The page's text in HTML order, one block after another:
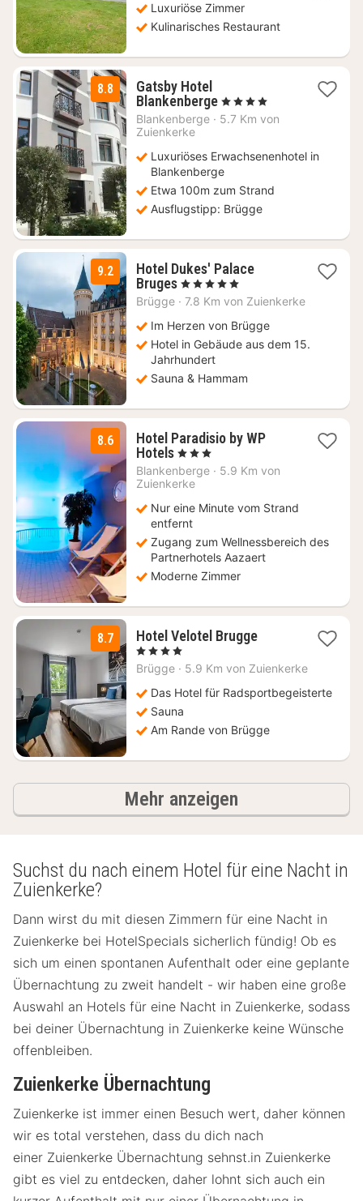
Luxuriöse Zimmer
Kulinarisches Restaurant
8.8
Gatsby Hotel
Blankenberge1
Nacht
€
, 4 Sterne
Blankenberge · 5.7 Km von
Zuienkerke
Luxuriöses Erwachsenenhotel in
Blankenberge
Etwa 100m zum Strand
Ausflugstipp: Brügge
9.2
Hotel Dukes' Palace
Bruges1
Nacht
219
€
, 5 Sterne
Brügge · 7.8 Km von Zuienkerke
Im Herzen von Brügge
Hotel in Gebäude aus dem 15.
Jahrhundert
Sauna & Hammam
8.6
Hotel Paradisio by WP
Hotels1
Nacht
ab
€
, 3 Sterne
Blankenberge · 5.9 Km von
Zuienkerke
Nur eine Minute vom Strand
entfernt
Zugang zum Wellnessbereich des
Partnerhotels Aazaert
Moderne Zimmer
8.7 Hotel Velotel Brugge1
ab
€
, 4 Sterne
Brügge · 5.9 Km von Zuienkerke
Das Hotel für Radsportbegeisterte
Sauna
Am Rande von Brügge
Mehr anzeigen
Suchst du nach einem Hotel für eine Nacht in
Zuienkerke?
Dann wirst du mit diesen Zimmern für eine Nacht in
Zuienkerke bei HotelSpecials sicherlich fündig! Ob es
sich um einen spontanen Aufenthalt oder eine geplante
Übernachtung zu zweit handelt - wir haben eine große
Auswahl an Hotels für eine Nacht in Zuienkerke, sodass
bei deiner Übernachtung in Zuienkerke keine Wünsche
offenbleiben.
Zuienkerke Übernachtung
Zuienkerke ist immer einen Besuch wert, daher können
wir es total verstehen, dass du dich nach
einer Zuienkerke Übernachtung sehnst.in Zuienkerke
gibt es viel zu entdecken, daher lohnt sich auch ein